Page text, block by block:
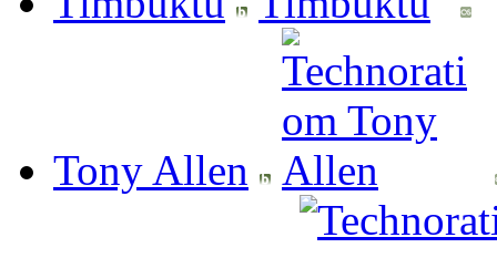
Tony Allen